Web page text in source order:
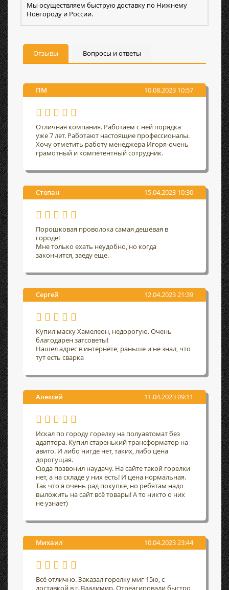
Мы осуществляем быструю доставку по Нижнему
Новгороду и России.
Отзывы Вопросы и ответы
ПМ 10.08.2023 10:57
Отличная компания. Работаем с ней порядка
уже 7 лет. Работают настоящие профессионалы.
Хочу отметить работу менеджера Игоря-очень
грамотный и компетентный сотрудник.
Степан 15.04.2023 10:30
Порошковая проволока самая дешёвая в
городе!
Мне только ехать неудобно, но когда
закончится, заеду еще.
Сергей 12.04.2023 21:39
Купил маску Хамелеон, недорогую. Очень
благодарен затсоветы!
Нашел адрес в интернете, раньше и не знал, что
тут есть сварка
Алексей 11.04.2023 09:11
Искал по городу горелку на полуавтомат без
адаптора. Купил старенький трансформатор на
авито. И либо нигде нет, таких, либо цена
дорогущая.
Сюда позвонил наудачу. На сайте такой горелки
нет, а на складе у них есть! И цена нормальная.
Так что я очень рад покупке, но ребятам надо
выложить на сайт всё товары! А то никто о них
не узнает)
Михаил 10.04.2023 23:44
Всё отлично. Заказал горелку миг 15ю, с